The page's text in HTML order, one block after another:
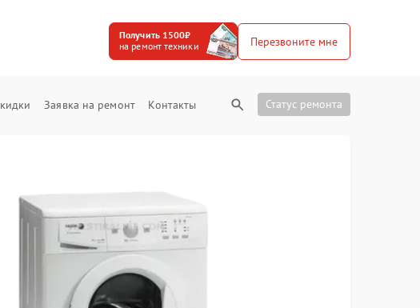
Получить 1500₽
на ремонт техники
Перезвоните мне
Заявка на ремонт Контакты Статус ремонта